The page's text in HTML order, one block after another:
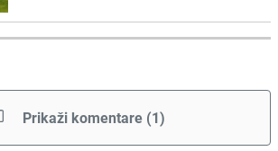
Prikaži komentare (1)